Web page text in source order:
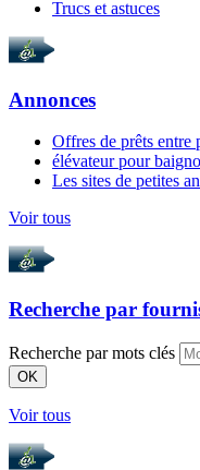
Trucs et astuces
Annonces
Offres de prêts entre
élévateur pour
Les sites de petites
Voir tous
Recherche par
Recherche par mots clés
OK
Voir tous